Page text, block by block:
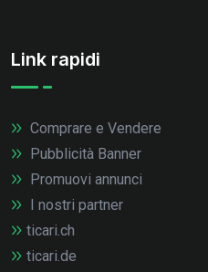
Link rapidi
Comprare e Vendere
Pubblicità Banner
Promuovi annunci
I nostri partner
ticari.ch
ticari.de